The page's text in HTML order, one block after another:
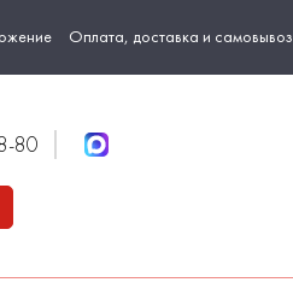
Оплата, доставка и самовывоз
80